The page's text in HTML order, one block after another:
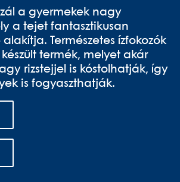
a gyermekek nagy
a tejet fantasztikusan
Természetes ízfokozók
termék, melyet akár
rizstejjel is kóstolhatják, így
is fogyaszthatják.